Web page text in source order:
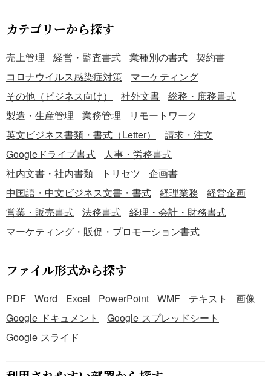
カテゴリーから探す
売上管理 経営・監査書式 業種別の書式
契約書
コロナウイルス感染症対策
マーケティング
その他（ビジネス向け）
社外文書
総務・庶務書式
製造・生産管理
業務管理
リモートワーク
英文ビジネス書類・書式（Letter）
請求・注文
Googleドライブ書式
人事・労務書式
社内文書・社内書類
トリセツ
企画書
中国語・中文ビジネス文書・書式
経理業務
経営企画
営業・販売書式
法務書式
経理・会計・財務書式
マーケティング・販促・プロモーション書式
ファイル形式から探す
PDF Word Excel PowerPoint WMF テキスト
画像
Google ドキュメント
Google スプレッドシート
Google スライド